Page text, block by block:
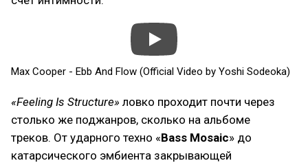
Max Cooper - Ebb And Flow (Official Video by Yoshi Sodeoka)
«Feeling Is Structure» ловко проходит почти через
столько же поджанров, сколько на альбоме
треков. От ударного техно «Bass Mosaic» до
катарсического эмбиента закрывающей